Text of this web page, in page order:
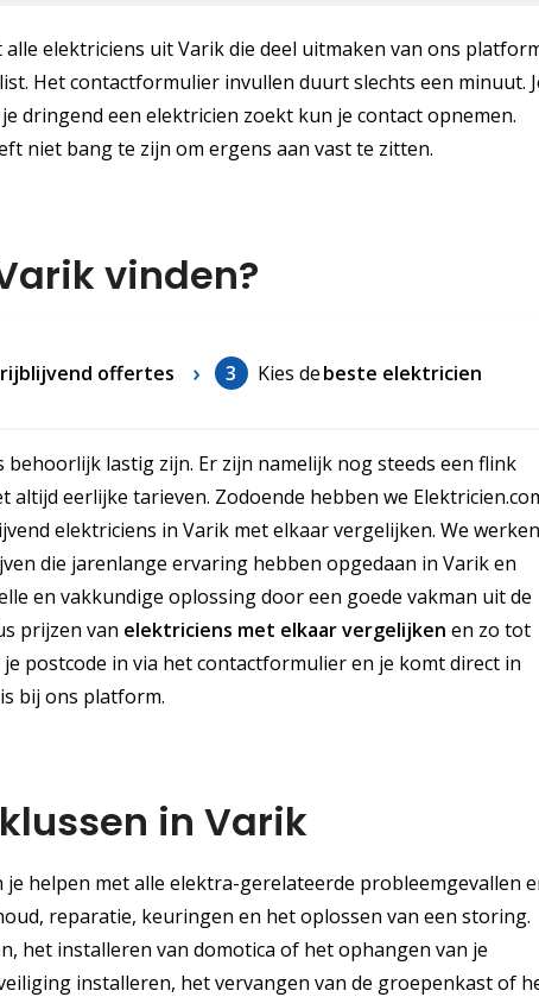
elektriciens uit Varik die deel uitmaken van ons
Het contactformulier invullen duurt slechts een minuut.
dringend een elektricien zoekt kun je contact opnemen.
niet bang te zijn om ergens aan vast te zitten.
vinden?
offertes 3 Kies debeste elektricien
lastig zijn. Er zijn namelijk nog steeds een flink
eerlijke tarieven. Zodoende hebben we
elektriciens in Varik met elkaar vergelijken. We werken
die jarenlange ervaring hebben opgedaan in Varik en
en vakkundige oplossing door een goede vakman uit de
prijzen van elektriciens met elkaar vergelijken en zo tot
postcode in via het contactformulier en je komt direct in
bij ons platform.
in Varik
helpen met alle elektra-gerelateerde probleemgevallen
reparatie, keuringen en het oplossen van een storing.
het installeren van domotica of het ophangen van je
installeren, het vervangen van de groepenkast of